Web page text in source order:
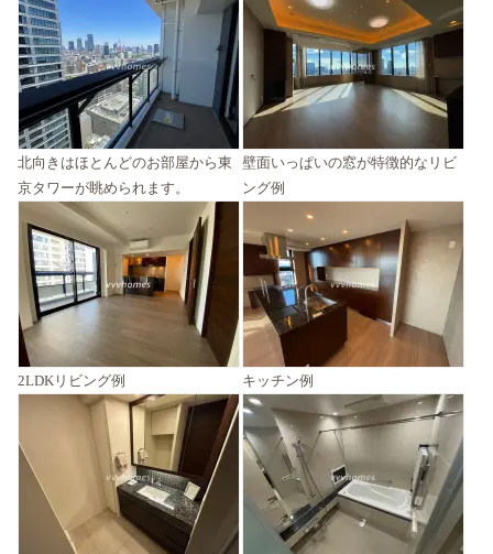
北向きはほとんどのお部屋から東
京タワーが眺められます。
壁面いっぱいの窓が特徴的なリビ
ング例
2LDKリビング例 キッチン例